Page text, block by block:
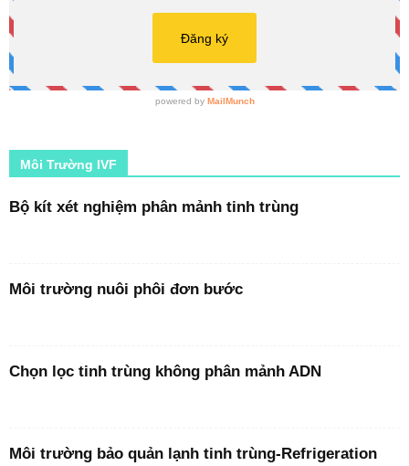
Môi Trường IVF
Bộ kít xét nghiệm phân mảnh tinh trùng
Môi trường nuôi phôi đơn bước
Chọn lọc tinh trùng không phân mảnh ADN
Môi trường bảo quản lạnh tinh trùng-Refrigeration